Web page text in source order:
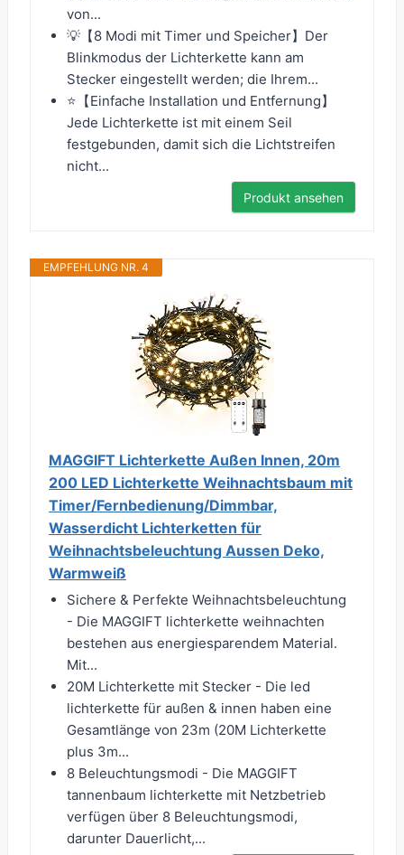
von...
💡【8 Modi mit Timer und Speicher】Der
Blinkmodus der Lichterkette kann am
Stecker eingestellt werden; die Ihrem...
⭐【Einfache Installation und Entfernung】
Jede Lichterkette ist mit einem Seil
festgebunden, damit sich die Lichtstreifen
nicht...
Produkt ansehen
EMPFEHLUNG NR. 4
MAGGIFT Lichterkette Außen Innen, 20m
200 LED Lichterkette Weihnachtsbaum mit
Timer/Fernbedienung/Dimmbar,
Wasserdicht Lichterketten für
Weihnachtsbeleuchtung Aussen Deko,
Warmweiß
Sichere & Perfekte Weihnachtsbeleuchtung
- Die MAGGIFT lichterkette weihnachten
bestehen aus energiesparendem Material.
Mit...
20M Lichterkette mit Stecker - Die led
lichterkette für außen & innen haben eine
Gesamtlänge von 23m (20M Lichterkette
plus 3m...
8 Beleuchtungsmodi - Die MAGGIFT
tannenbaum lichterkette mit Netzbetrieb
verfügen über 8 Beleuchtungsmodi,
darunter Dauerlicht,...